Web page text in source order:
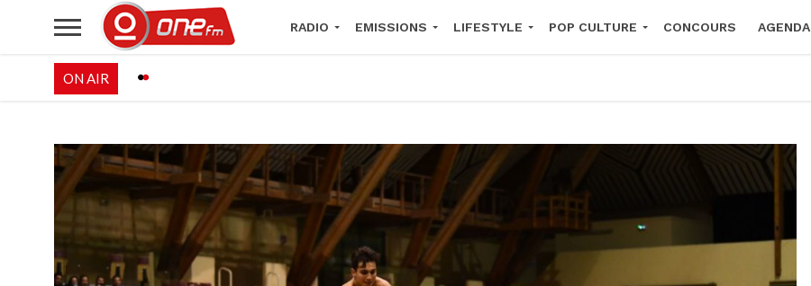
RADIO EMISSIONS LIFESTYLE POP CULTURE CONCOURS AGENDA
ON AIR